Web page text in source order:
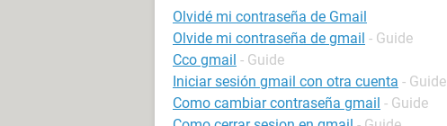
Olvidé mi contraseña de Gmail
Olvide mi contraseña de gmail - Guide
Cco gmail - Guide
Iniciar sesión gmail con otra cuenta - Guide
Como cambiar contraseña gmail - Guide